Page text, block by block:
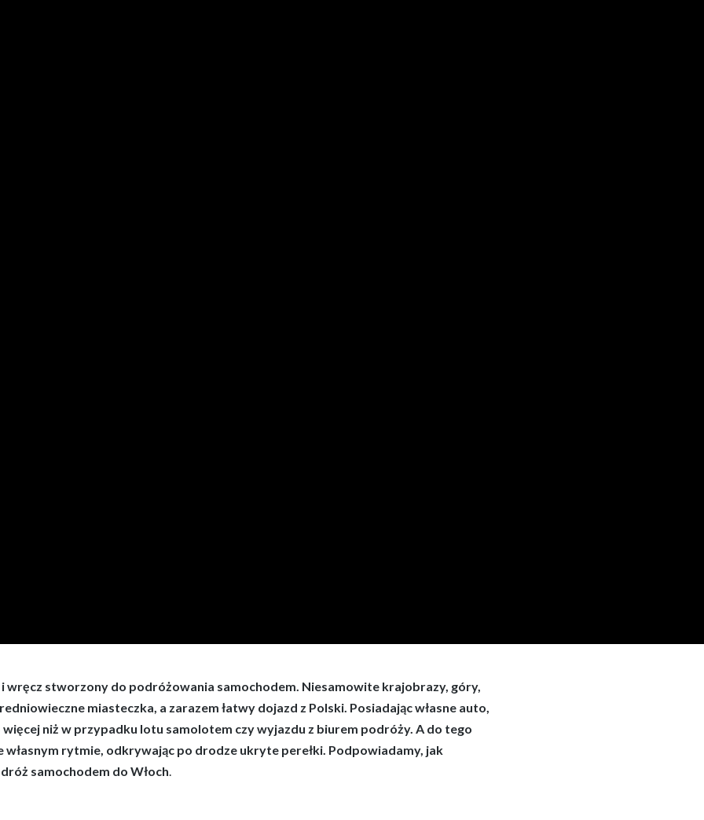
wręcz stworzony do podróżowania samochodem. Niesamowite krajobrazy, góry,
miasteczka, a zarazem łatwy dojazd z Polski. Posiadając własne auto,
niż w przypadku lotu samolotem czy wyjazdu z biurem podróży. A do tego
własnym rytmie, odkrywając po drodze ukryte perełki. Podpowiadamy, jak
samochodem do Włoch.